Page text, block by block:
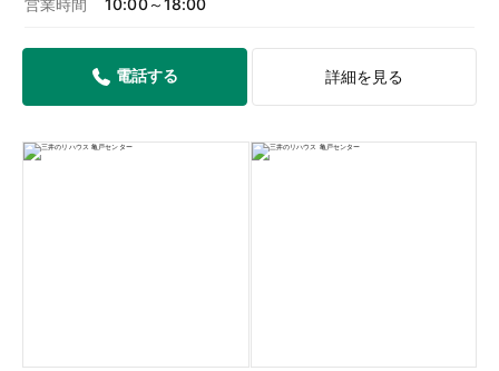
電話する 詳細を見る